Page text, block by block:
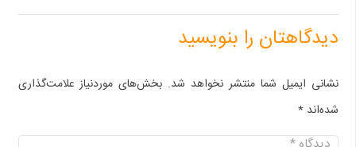
دیدگاهتان را بنویسید
نشانی ایمیل شما منتشر نخواهد شد. بخش‌های موردنیاز علامت‌گذاری
شده‌اند*